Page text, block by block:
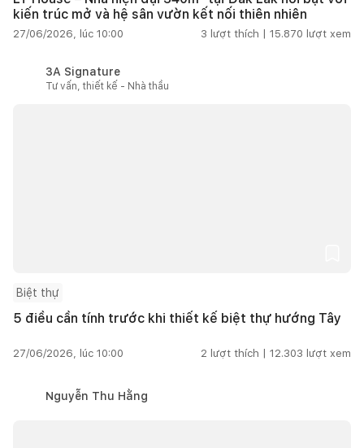
kiến trúc mở và hệ sân vườn kết nối thiên nhiên
27/06/2026, lúc 10:00 3 lượt thích | 15.870 lượt xem
3A Signature
Tư vấn, thiết kế - Nhà thầu
Biệt thự
5 điều cần tính trước khi thiết kế biệt thự hướng Tây
27/06/2026, lúc 10:00 2 lượt thích | 12.303 lượt xem
Nguyễn Thu Hằng